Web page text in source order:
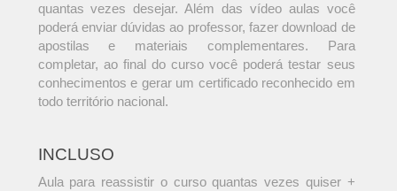
quantas vezes desejar. Além das vídeo aulas você
poderá enviar dúvidas ao professor, fazer download de
apostilas e materiais complementares. Para
completar, ao final do curso você poderá testar seus
conhecimentos e gerar um certificado reconhecido em
todo território nacional.
INCLUSO
Aula para reassistir o curso quantas vezes quiser +